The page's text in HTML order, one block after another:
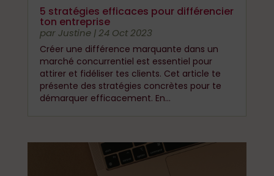
5 stratégies efficaces pour différencier
ton entreprise
parJustine|24 Oct 2023
Créer une différence marquante dans un
marché concurrentiel est essentiel pour
attirer et fidéliser tes clients. Cet article te
présente des stratégies concrètes pour te
démarquer efficacement. En...